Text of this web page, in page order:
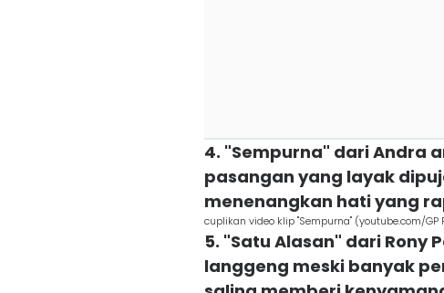
4. "Sempurna" dari Andra
pasangan yang layak
menenangkan hati yang
cuplikan video klip "Sempurna" (youtube.com/GP
5. "Satu Alasan" dari Rony
langgeng meski banyak